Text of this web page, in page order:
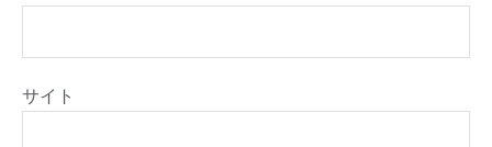
サイト